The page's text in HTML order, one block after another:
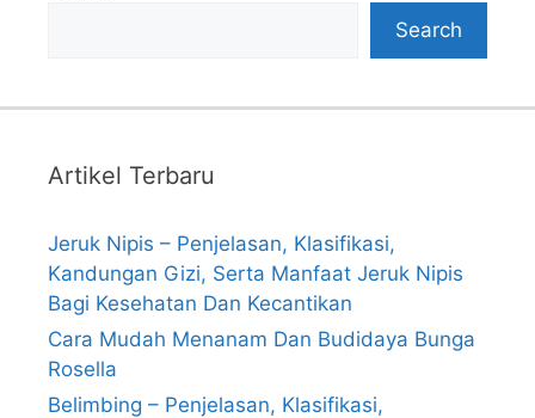
Search
Artikel Terbaru
Jeruk Nipis – Penjelasan, Klasifikasi,
Kandungan Gizi, Serta Manfaat Jeruk Nipis
Bagi Kesehatan Dan Kecantikan
Cara Mudah Menanam Dan Budidaya Bunga
Rosella
Belimbing – Penjelasan, Klasifikasi,